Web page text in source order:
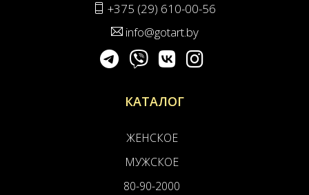
+375 (29) 610-00-56
info@gotart.by
КАТАЛОГ
ЖЕНСКОЕ
МУЖСКОЕ
80-90-2000